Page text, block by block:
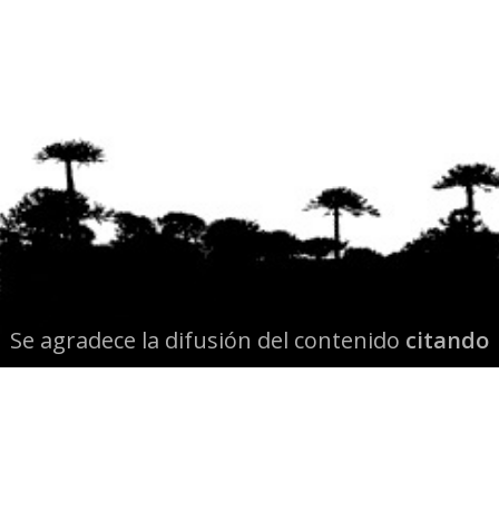
Se agradece la difusión del contenido citando
la fuente www.mapuexpress.org